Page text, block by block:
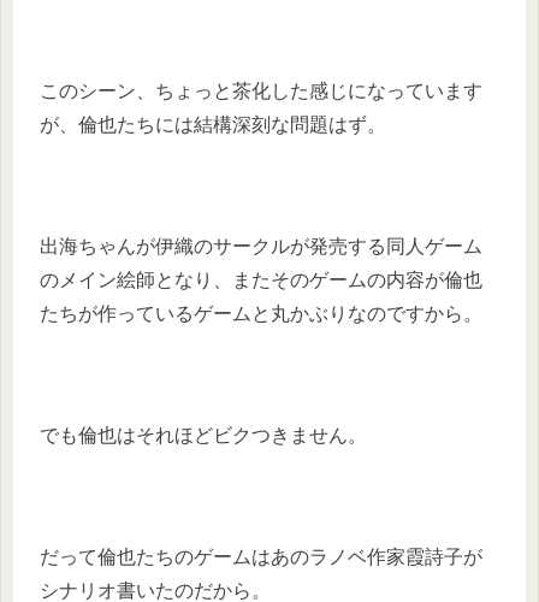
このシーン、ちょっと茶化した感じになっています
が、倫也たちには結構深刻な問題はず。
出海ちゃんが伊織のサークルが発売する同人ゲーム
のメイン絵師となり、またそのゲームの内容が倫也
たちが作っているゲームと丸かぶりなのですから。
でも倫也はそれほどビクつきません。
だって倫也たちのゲームはあのラノベ作家霞詩子が
シナリオ書いたのだから。